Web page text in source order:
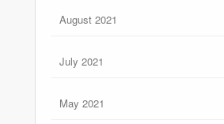
August 2021
July 2021
May 2021